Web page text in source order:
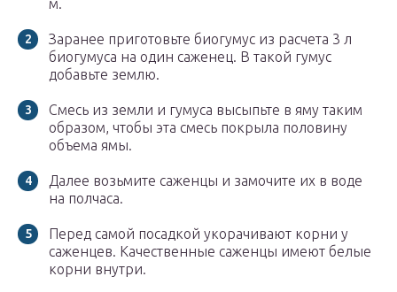
м.
Заранее приготовьте биогумус из расчета 3 л
биогумуса на один саженец. В такой гумус
добавьте землю.
Смесь из земли и гумуса высыпьте в яму таким
образом, чтобы эта смесь покрыла половину
объема ямы.
Далее возьмите саженцы и замочите их в воде
на полчаса.
Перед самой посадкой укорачивают корни у
саженцев. Качественные саженцы имеют белые
корни внутри.